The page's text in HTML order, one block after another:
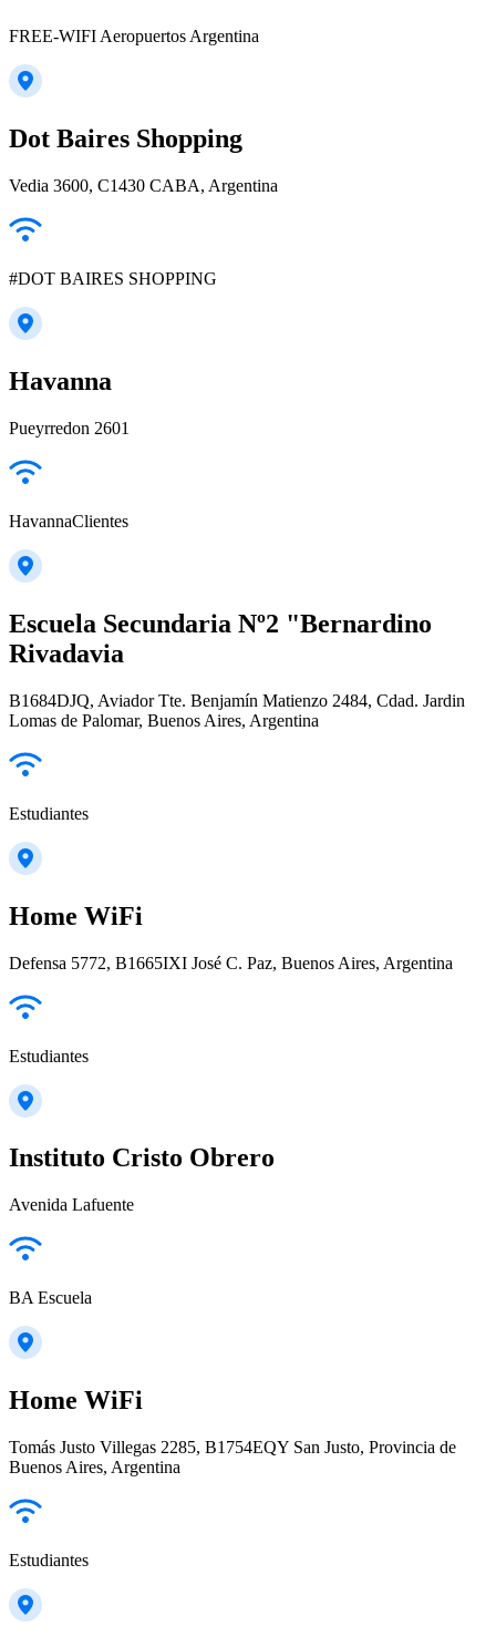
FREE-WIFI Aeropuertos Argentina
Dot Baires Shopping
Vedia 3600, C1430 CABA, Argentina
#DOT BAIRES SHOPPING
Havanna
Pueyrredon 2601
HavannaClientes
Escuela Secundaria Nº2 "Bernardino
Rivadavia
B1684DJQ, Aviador Tte. Benjamín Matienzo 2484, Cdad. Jardin
Lomas de Palomar, Buenos Aires, Argentina
Estudiantes
Home WiFi
Defensa 5772, B1665IXI José C. Paz, Buenos Aires, Argentina
Estudiantes
Instituto Cristo Obrero
Avenida Lafuente
BA Escuela
Home WiFi
Tomás Justo Villegas 2285, B1754EQY San Justo, Provincia de
Buenos Aires, Argentina
Estudiantes